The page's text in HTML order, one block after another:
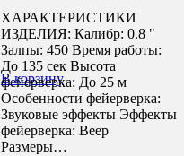
В корзину
ХАРАКТЕРИСТИКИ
ИЗДЕЛИЯ: Калибр: 0.8 "
Залпы: 450 Время работы:
До 135 сек Высота
фейерверка: До 25 м
Особенности фейерверка:
Звуковые эффекты Эффекты
фейерверка: Веер
Размеры…